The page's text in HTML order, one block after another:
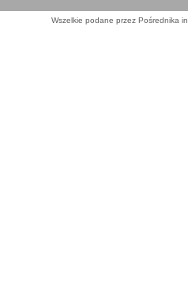
Wszelkie podane przez Pośrednika